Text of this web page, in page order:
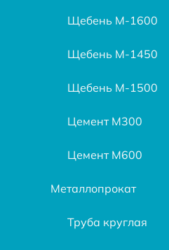
Щебень М-1600
Щебень М-1450
Щебень М-1500
Цемент М300
Цемент М600
Металлопрокат
Труба круглая